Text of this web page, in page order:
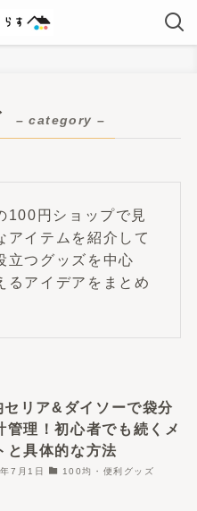
– category –
100円ショップで見
アイテムを紹介して
立つグッズを中心
るアイデアをまとめ
セリア&ダイソーで袋分
管理！初心者でも続くメ
と具体的な方法
7月1日 100均・便利グッズ